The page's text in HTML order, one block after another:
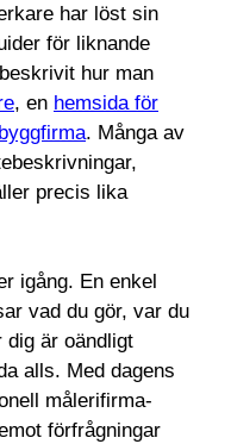
har löst sin
för liknande
hur man
, en hemsida för
. Många av
precis lika
igång. En enkel
vad du gör, var du
dig är oändligt
alls. Med dagens
målerifirma-
förfrågningar